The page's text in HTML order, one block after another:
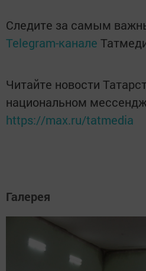
Следите за самым
Telegram-канале
Читайте новости
национальном
https://max.ru/tatmedia
Галерея